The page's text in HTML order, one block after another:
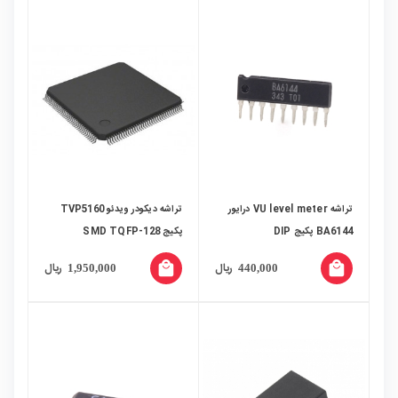
تراشه VU level meter درایور
BA6144 پکیج DIP
440,000 ریال local_mall
تراشه دیکودر ویدئو TVP5160
پکیج SMD TQFP-128
1,950,000 ریال local_mall